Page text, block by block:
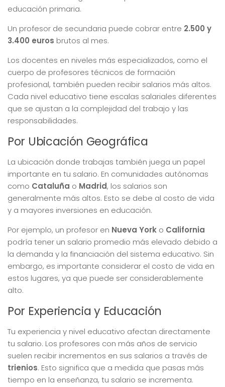
educación primaria.
Un profesor de secundaria puede cobrar entre 2.500 y
3.400 euros brutos al mes.
Los docentes en niveles más especializados, como el
cuerpo de profesores técnicos de formación
profesional, también pueden recibir salarios más altos.
Cada nivel educativo tiene escalas salariales diferentes
que se ajustan a la complejidad del trabajo y las
responsabilidades.
Por Ubicación Geográfica
La ubicación donde trabajas también juega un papel
importante en tu salario. En comunidades autónomas
como Cataluña o Madrid, los salarios son
generalmente más altos. Esto se debe al costo de vida
y a mayores inversiones en educación.
Por ejemplo, un profesor en Nueva York o California
podría tener un salario promedio más elevado debido a
la demanda y la financiación del sistema educativo. Sin
embargo, es importante considerar el costo de vida en
estos lugares, ya que puede ser considerablemente
alto.
Por Experiencia y Educación
Tu experiencia y nivel educativo afectan directamente
tu salario. Los profesores con más años de servicio
suelen recibir incrementos en sus salarios a través de
trienios. Esto significa que a medida que pasas más
tiempo en la enseñanza, tu salario se incrementa.